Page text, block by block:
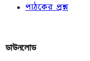
পাঠকের প্রশ্ন
ডাউনলোড